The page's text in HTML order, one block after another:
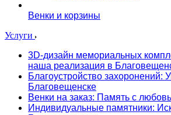
Венки и корзины
Услуги
3D-дизайн мемориальных
наша реализация в
Благоустройство захоронений:
Благовещенске
Венки на заказ: Память с
Индивидуальные памятники: